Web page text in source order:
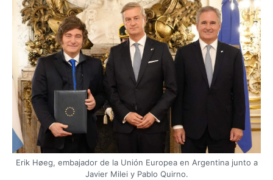
Erik Høeg, embajador de la Unión Europea en Argentina junto a
Javier Milei y Pablo Quirno.